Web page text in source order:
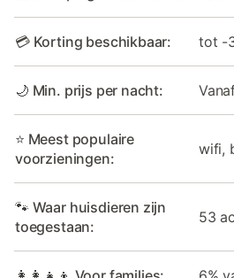
💳 Korting beschikbaar: tot -
🌙 Min. prijs per nacht:
⭐ Meest populaire
voorzieningen:
wifi,
🐾 Waar huisdieren zijn
toegestaan:
53